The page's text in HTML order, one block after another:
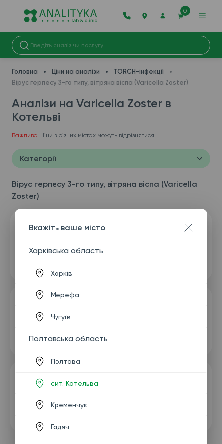
0
Головна Ціни на аналізи
TORCH-інфекції
Вірус герпесу 3-го типу, вітряна віспа (Varicella Zoster)
Аналізи на Varicella Zoster в
Котельві
Важливо! Ціни в різних містах можуть відрізнятися.
Категорії
Вірус герпесу 3-го типу, вітряна віспа (Varicella
Zoster)
Вкажіть ваше місто
Харківська область
Харків
Мерефа
Чугуїв
Полтавська область
Полтава
смт. Котельва
Кременчук
Гадяч